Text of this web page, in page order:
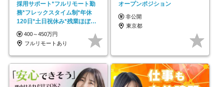
採用サポート*フルリモート勤
務*フレックスタイム制*年休
120日*土日祝休み*残業ほぼな
し*育児中社員8割以上
400～450万円
フルリモートあり
オープンポジション
非公開
東京都